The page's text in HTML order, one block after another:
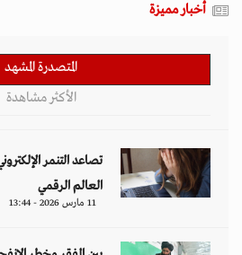
أخبار مميزة
المتصدرة المشهد
الأكثر مشاهدة
تصاعد التنمر
العالم الرقمي
11 مارس 2026 - 13:44